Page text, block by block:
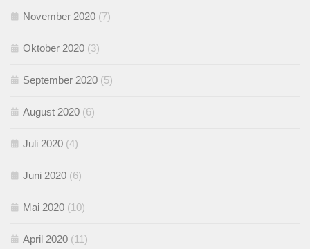
November 2020 (7)
Oktober 2020 (3)
September 2020 (5)
August 2020 (6)
Juli 2020 (4)
Juni 2020 (6)
Mai 2020 (10)
April 2020 (11)